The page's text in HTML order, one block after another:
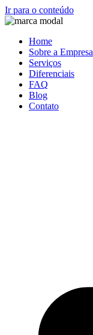
Ir para o conteúdo
Home
Sobre a Empresa
Serviços
Diferenciais
FAQ
Blog
Contato